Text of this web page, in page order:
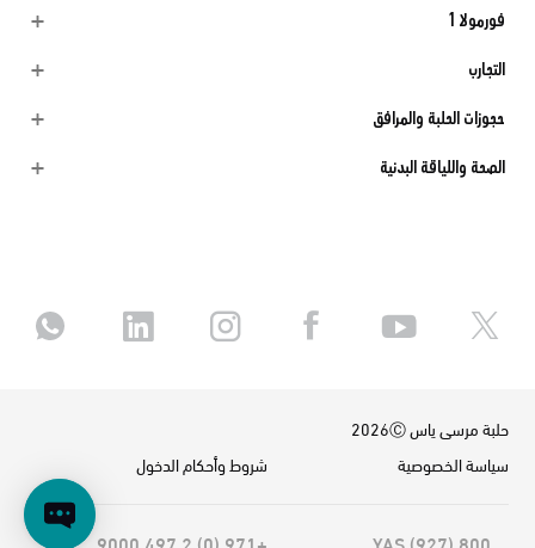
فورمولا 1
التجارب
حجوزات الحلبة والمرافق
الصحة واللياقة البدنية
حلبة مرسى ياس 2026Ⓒ
شروط وأحكام الدخول
سياسة الخصوصية